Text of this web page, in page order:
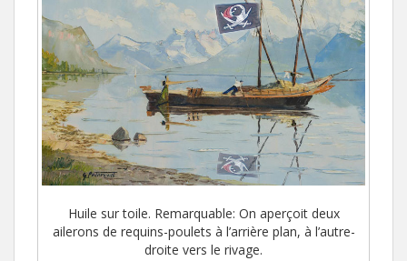
Huile sur toile. Remarquable: On aperçoit deux
ailerons de requins-poulets à l’arrière plan, à l’autre-
droite vers le rivage.